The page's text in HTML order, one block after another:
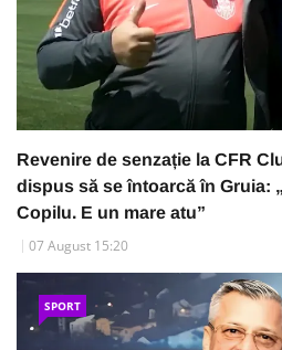
Revenire de senzație la CFR
dispus să se întoarcă în Gruia:
Copilu. E un mare atu”
07 August 15:20
SPORT